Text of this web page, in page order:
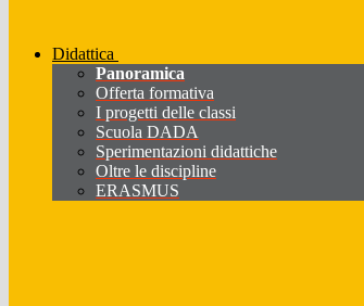
Didattica
Panoramica
Offerta formativa
I progetti delle classi
Scuola DADA
Sperimentazioni didattiche
Oltre le discipline
ERASMUS